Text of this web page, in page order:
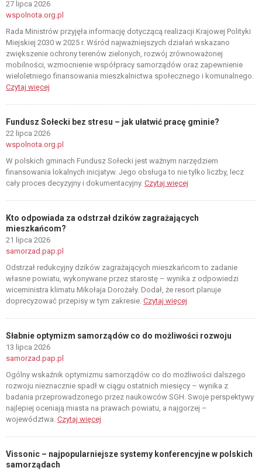
27 lipca 2026
wspolnota.org.pl
Rada Ministrów przyjęła informację dotyczącą realizacji Krajowej Polityki
Miejskiej 2030 w 2025 r. Wśród najważniejszych działań wskazano
zwiększenie ochrony terenów zielonych, rozwój zrównoważonej
mobilności, wzmocnienie współpracy samorządów oraz zapewnienie
wieloletniego finansowania mieszkalnictwa społecznego i komunalnego.
Czytaj więcej
Fundusz Sołecki bez stresu – jak ułatwić pracę gminie?
22 lipca 2026
wspolnota.org.pl
W polskich gminach Fundusz Sołecki jest ważnym narzędziem
finansowania lokalnych inicjatyw. Jego obsługa to nie tylko liczby, lecz
cały proces decyzyjny i dokumentacyjny. Czytaj więcej
Kto odpowiada za odstrzał dzików zagrażających
mieszkańcom?
21 lipca 2026
samorzad.pap.pl
Odstrzał redukcyjny dzików zagrażających mieszkańcom to zadanie
własne powiatu, wykonywane przez starostę – wynika z odpowiedzi
wiceministra klimatu Mikołaja Dorożały. Dodał, że resort planuje
doprecyzować przepisy w tym zakresie. Czytaj więcej
Słabnie optymizm samorządów co do możliwości rozwoju
13 lipca 2026
samorzad.pap.pl
Ogólny wskaźnik optymizmu samorządów co do możliwości dalszego
rozwoju nieznacznie spadł w ciągu ostatnich miesięcy – wynika z
badania przeprowadzonego przez naukowców SGH. Swoje perspektywy
najlepiej oceniają miasta na prawach powiatu, a najgorzej –
województwa. Czytaj więcej
Vissonic – najpopularniejsze systemy konferencyjne w polskich
samorządach